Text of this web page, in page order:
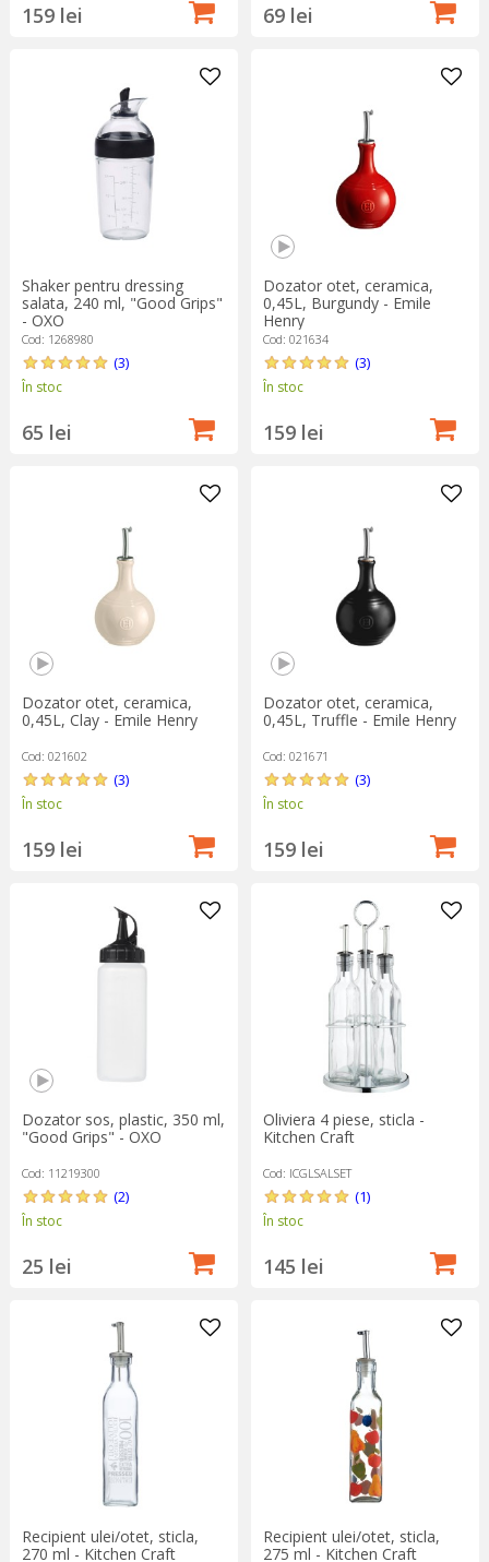
159 lei 69 lei
Shaker pentru dressing
salata, 240 ml, "Good Grips"
- OXO
Cod: 1268980
(3)
În stoc
65 lei
Dozator otet, ceramica,
0,45L, Burgundy - Emile
Henry
Cod: 021634
(3)
În stoc
159 lei
Dozator otet, ceramica,
0,45L, Clay - Emile Henry
Cod: 021602
(3)
În stoc
159 lei
Dozator otet, ceramica,
0,45L, Truffle - Emile Henry
Cod: 021671
(3)
În stoc
159 lei
Dozator sos, plastic, 350 ml,
"Good Grips" - OXO
Cod: 11219300
(2)
În stoc
25 lei
Oliviera 4 piese, sticla -
Kitchen Craft
Cod: ICGLSALSET
(1)
În stoc
145 lei
Recipient ulei/otet, sticla,
270 ml - Kitchen Craft
Recipient ulei/otet, sticla,
275 ml - Kitchen Craft